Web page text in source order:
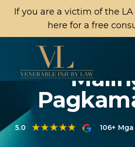
If you are a victim of the
here for a free
5.0 106+